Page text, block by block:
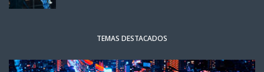
TEMAS DESTACADOS